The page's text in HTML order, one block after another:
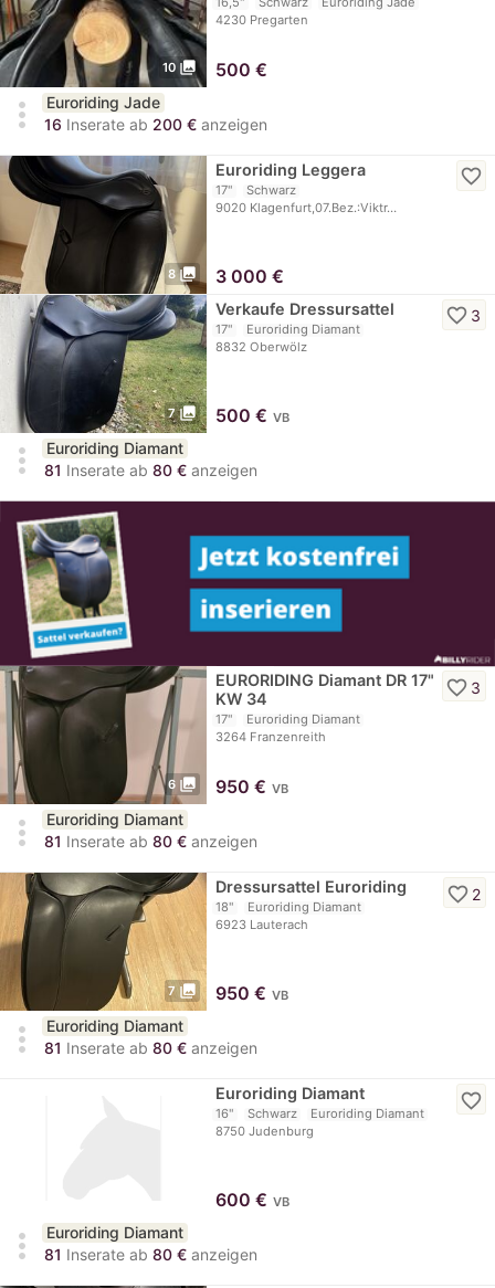
10 photo_library
4230 Pregarten
500 €
more_vert
Euroriding Jade
16 Inserate ab 200 € anzeigen
8 photo_library
Euroriding Leggera
17"
Schwarz
9020 Klagenfurt,07.Bez.:Viktr…
favorite_border
3 000 €
7 photo_library
Verkaufe Dressursattel
17"
Euroriding Diamant
8832 Oberwölz
favorite_border 3
500 € VB
more_vert
Euroriding Diamant
81 Inserate ab 80 € anzeigen
6 photo_library
EURORIDING Diamant DR 17"
KW 34
17"
Euroriding Diamant
3264 Franzenreith
favorite_border 3
950 € VB
more_vert
Euroriding Diamant
81 Inserate ab 80 € anzeigen
7 photo_library
Dressursattel Euroriding
18"
Euroriding Diamant
6923 Lauterach
favorite_border 2
950 € VB
more_vert
Euroriding Diamant
81 Inserate ab 80 € anzeigen
Euroriding Diamant
16" Schwarz
Euroriding Diamant
8750 Judenburg
favorite_border
600 € VB
more_vert
Euroriding Diamant
81 Inserate ab 80 € anzeigen